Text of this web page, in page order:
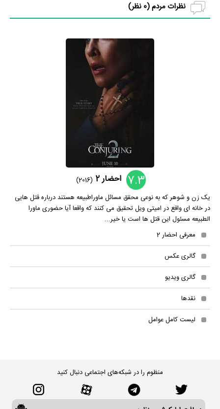
نظرات مردم (0 نظر)
7.3 احضار 2
(2016)
یک زن و شوهر که به نوعی محقق مسائل ماوراطبیعه هستند درباره قتل هایی
در خانه ای واقع در امیتی ویل تحقیق می کنند که واقعا آیا حضوری ماورا
الطبیعه مسئول این قتل ها است یا خیر...
معرفی احضار 2
گالری عکس
گالری ویدیو
نقدها
لیست کامل عوامل
منظوم را در شبکه‌های اجتماعی دنبال کنید